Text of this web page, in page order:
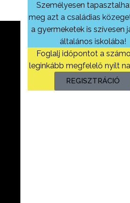
Személyesen
meg azt a családias
a gyermeketek is szívesen
általános iskolába!
Foglalj időpontot a
leginkább megfelelő nyílt
REGISZTRÁCIÓ